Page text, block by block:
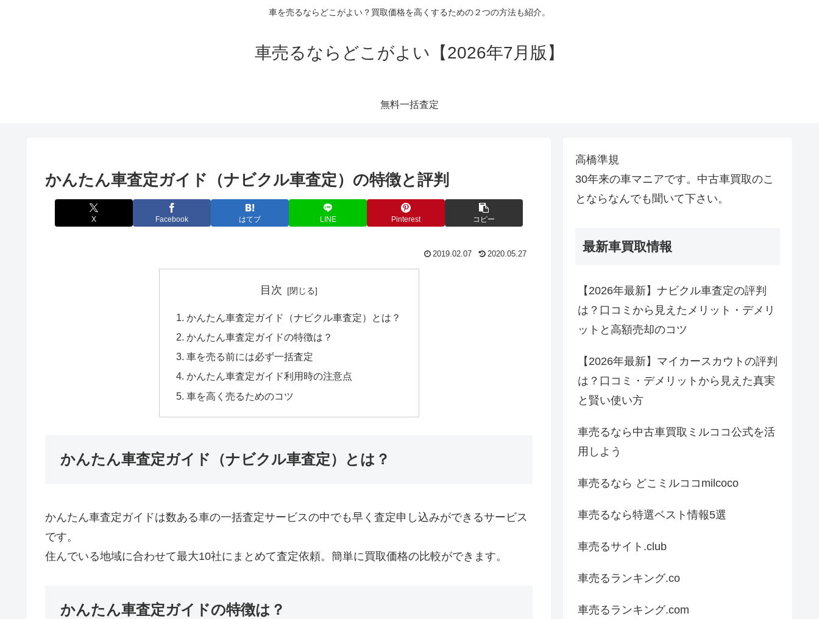
車を売るならどこがよい？買取価格を高くするための２つの方法も紹介。
車売るならどこがよい【2026年7月版】
無料一括査定
かんたん車査定ガイド（ナビクル車査定）の特徴と評判
X Facebook はてブ LINE Pinterest コピー
2019.02.07 2020.05.27
目次
かんたん車査定ガイド（ナビクル車査定）とは？
かんたん車査定ガイドの特徴は？
車を売る前には必ず一括査定
かんたん車査定ガイド利用時の注意点
車を高く売るためのコツ
かんたん車査定ガイド（ナビクル車査定）とは？
かんたん車査定ガイドは数ある車の一括査定サービスの中でも早く査定申し込みができるサービス
です。
住んでいる地域に合わせて最大10社にまとめて査定依頼。簡単に買取価格の比較ができます。
かんたん車査定ガイドの特徴は？
高橋準規
30年来の車マニアです。中古車買取のこ
とならなんでも聞いて下さい。
最新車買取情報
【2026年最新】ナビクル車査定の評判
は？口コミから見えたメリット・デメリ
ットと高額売却のコツ
【2026年最新】マイカースカウトの評判
は？口コミ・デメリットから見えた真実
と賢い使い方
車売るなら中古車買取ミルココ公式を活
用しよう
車売るなら どこミルココmilcoco
車売るなら特選ベスト情報5選
車売るサイト.club
車売るランキング.co
車売るランキング.com